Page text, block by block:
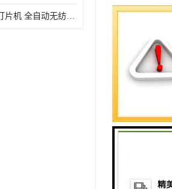
口罩滤芯打片机 全自动无纺布压花压标设备 多层料复合机